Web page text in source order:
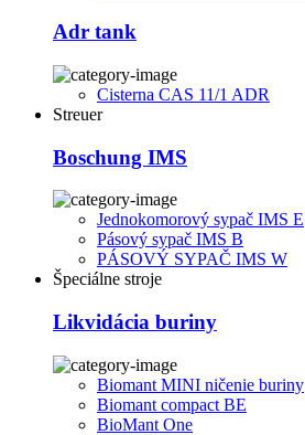
Adr tank
Cisterna CAS 11/1 ADR
Streuer
Boschung IMS
Jednokomorový sypač IMS E
Pásový sypač IMS B
PÁSOVÝ SYPAČ IMS W
Špeciálne stroje
Likvidácia buriny
Biomant MINI ničenie buriny
Biomant compact BE
BioMant One